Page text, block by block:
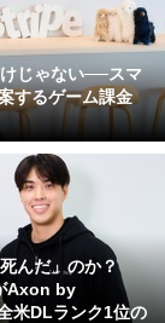
けじゃない──スマ
するゲーム課金
んだ」のか？
Axon by
米DLランク1位の